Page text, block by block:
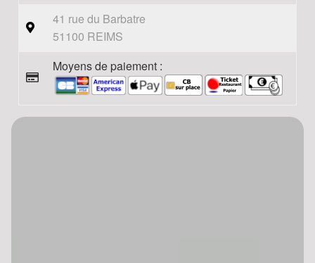
41 rue du Barbatre
51100 REIMS
Moyens de paiement :